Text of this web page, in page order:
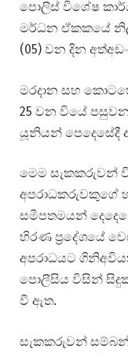
පොලිස් විශේෂ
මර්ධන ඒකකයේ
(05) වන දින
මරදාන සහ
25 වන වියේ
යූනියන් පෙදෙසේදී
මෙම සැකකරුවන්
අපරාධකරුවකුගේ
සමීපතමයන්
හිරණ ප්‍රදේශයේ
අපරාධයට
පොලීසිය විසින්
වී ඇත.
සැකකරුවන්